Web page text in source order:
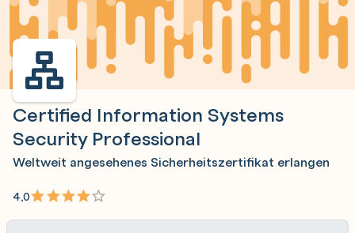
Certified Information Systems
Security Professional
Weltweit angesehenes Sicherheitszertifikat erlangen
4,0